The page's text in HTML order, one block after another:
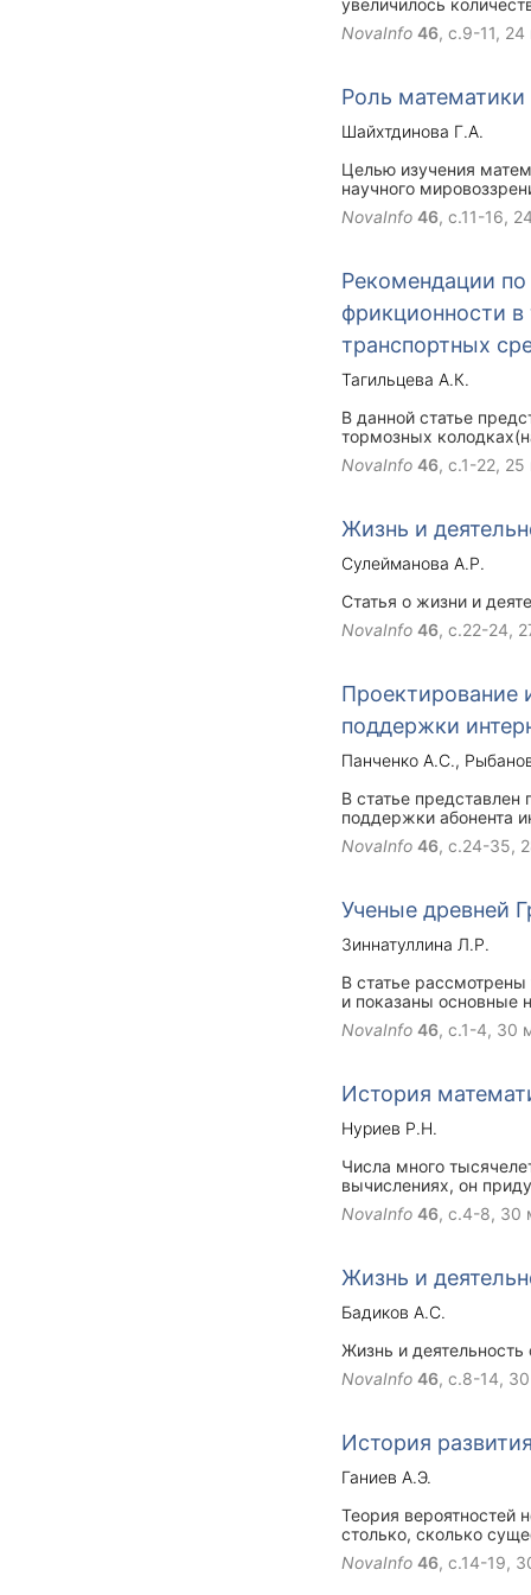
увеличилось
за собой увеличение
пропускной
NovaInfo 46, с.9-11, 24
Роль
Шайхтдинова Г.А.
Целью изучения
научного
NovaInfo 46, с.11-16,
Рекомендации
фрикционности
транспортных
Тагильцева А.К.
В данной статье
тормозных
(металлический или
нитей, волокон или
металлосодержащие(с
то есть процентное
улучшения физико-
ресурсы элементов
всё зависит не
тормозных колодок и
NovaInfo 46, с.1-22, 25
Жизнь и
Сулейманова А.Р.
Статья о жизни и
NovaInfo 46, с.22-24,
Проектирование
поддержки
Панченко А.С.
В статье
поддержки абонента
NovaInfo 46, с.24-35,
Ученые древней
Зиннатуллина Л.Р.
В статье
и показаны основные
ученых внес большой
NovaInfo 46, с.1-4, 30
История
Нуриев Р.Н.
Числа много
вычислениях, он
действительных
трансцендентными,
NovaInfo 46, с.4-8, 30
Жизнь и
Бадиков А.С.
Жизнь и
NovaInfo 46, с.8-14,
История
Ганиев А.Э.
Теория вероятностей
столько, сколько
что разные
три очка могут
NovaInfo 46, с.14-19,